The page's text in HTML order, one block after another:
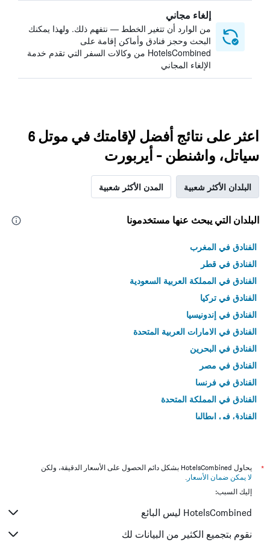
إلغاء مجاني
من الوارد أن تتغير الخطط — نتفهم ذلك. ولهذا يمكنك
البحث وحجز فنادق وأماكن إقامة على
HotelsCombined من وكالات السفر التي تقدم خدمة
الإلغاء المجاني
اعثر على نتائج أفضل لإقامتك في موتل 6
سياتل، واشنطن - أيربورت
البلدان الأكثر شعبية المدن الأكثر شعبية
البلدان التي يبحث عنها مستخدمونا
الفنادق في المغرب
الفنادق في قطر
الفنادق في المملكة العربية السعودية
الفنادق في تركيا
الفنادق في إندونيسيا
الفنادق في الامارات العربية المتحدة
الفنادق في البحرين
الفنادق في مصر
الفنادق في فرنسا
الفنادق في المملكة المتحدة
الفنادق في إيطاليا
*
يحاول HotelsCombined بشكل دائم الحصول على الأسعار الدقيقة، ولكن
لا يمكن ضمان الأسعار .
إليك السبب:
HotelsCombined ليس البائع
نقوم بتجميع الكثير من البيانات لك